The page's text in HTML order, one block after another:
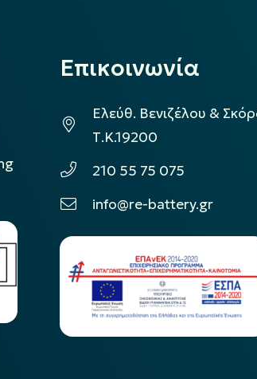
Επικοινωνία
Ελεύθ. Βενιζέλου &
Τ.Κ.19200
210 55 75 075
info@re-battery.gr